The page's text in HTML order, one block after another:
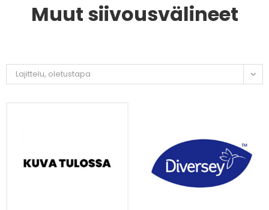
Muut siivousvälineet
Lajittelu, oletustapa